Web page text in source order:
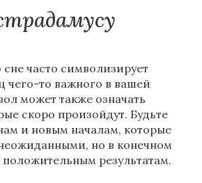
часто символизирует
чего-то важного в вашей
может также означать
скоро произойдут. Будьте
и новым началам, которые
но в конечном
положительным результатам.